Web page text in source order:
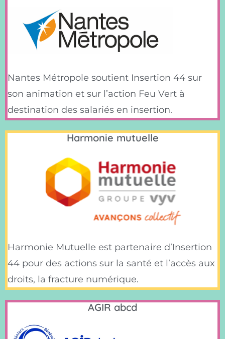
Nantes Métropole soutient Insertion 44 sur
son animation et sur l’action Feu Vert à
destination des salariés en insertion.
Harmonie mutuelle
Harmonie Mutuelle est partenaire d’Insertion
44 pour des actions sur la santé et l’accès aux
droits, la fracture numérique.
AGIR abcd